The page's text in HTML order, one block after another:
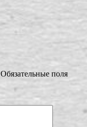
Обязательные поля